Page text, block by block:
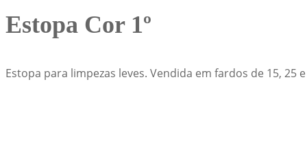
Estopa Cor 1º
Estopa para limpezas leves. Vendida em fardos de 15, 25